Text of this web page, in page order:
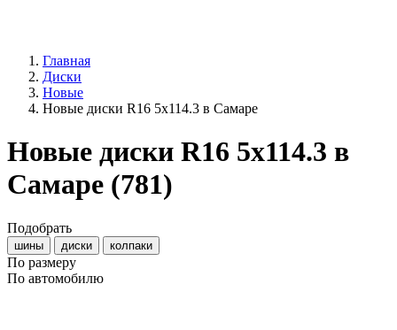
Главная
Диски
Новые
Новые диски R16 5x114.3 в Самаре
Новые диски R16 5x114.3 в
Самаре (781)
Подобрать
шины диски колпаки
По размеру
По автомобилю